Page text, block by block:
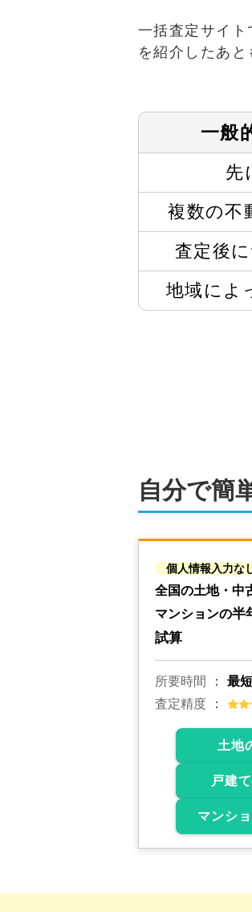
一括査定サイ
を紹介したあ
一般
先
複数の不
査定後
地域によ
自分で簡
個人情報入力な
全国の土地・中
マンションの半
試算
所要時間
最
査定精度
土地
戸建
マンシ